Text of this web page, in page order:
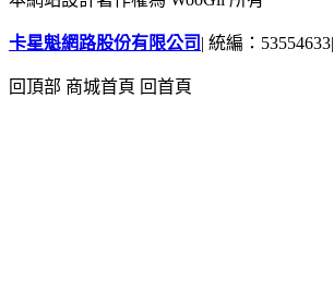
卡星魁網路股份有限公司 | 統編：53554633|
回頂部 商城首頁 回首頁